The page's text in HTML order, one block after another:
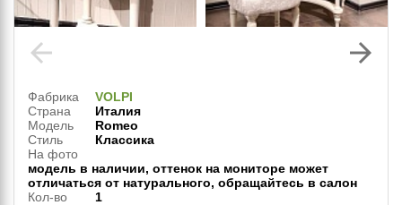
arrow_back arrow_forward
Фабрика
VOLPI
Страна
Италия
Модель
Romeo
Стиль
Классика
На фото
модель в наличии, оттенок на мониторе может
отличаться от натурального, обращайтесь в салон
Кол-во
1